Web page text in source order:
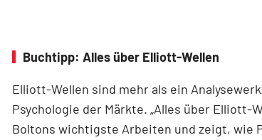
Buchtipp: Alles über Elliott-Wellen
Elliott-Wellen sind mehr als ein
Psychologie der Märkte. „Alles über Elliott-
Boltons wichtigste Arbeiten und zeigt, wie